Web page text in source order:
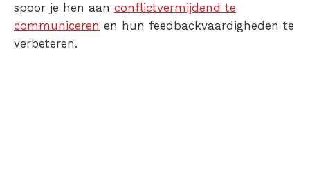
spoor je hen aan conflictvermijdend te
communiceren en hun feedbackvaardigheden te
verbeteren.